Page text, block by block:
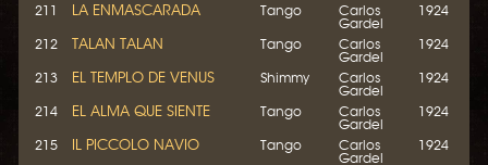
211 LA ENMASCARADA Tango
Carlos
Gardel
1924
212 TALAN TALAN Tango
Carlos
Gardel
1924
213 EL TEMPLO DE VENUS Shimmy
Carlos
Gardel
1924
214 EL ALMA QUE SIENTE Tango
Carlos
Gardel
1924
215 IL PICCOLO NAVIO Tango
Carlos
Gardel
1924